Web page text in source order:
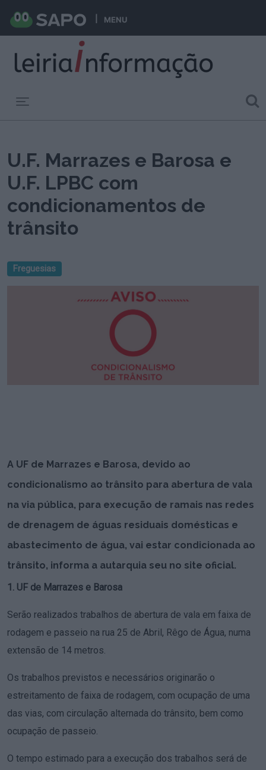
MENU
U.F. Marrazes e Barosa e
U.F. LPBC com
condicionamentos de
trânsito
Freguesias
A UF de Marrazes e Barosa, devido ao
condicionalismo ao trânsito para abertura de vala
na via pública, para execução de ramais nas redes
de drenagem de águas residuais domésticas e
abastecimento de água, vai estar condicionada ao
trânsito, informa a autarquia seu no site oficial.
1. UF de Marrazes e Barosa
Serão realizados trabalhos de abertura de vala em faixa de
rodagem e passeio na rua 25 de Abril, Rêgo de Água, numa
extensão de 14 metros.
Os trabalhos previstos e necessários originarão o
estreitamento de faixa de rodagem, com ocupação de uma
das vias, com circulação alternada do trânsito, bem como
ocupação de passeio.
O tempo estimado para a execução dos trabalhos será de